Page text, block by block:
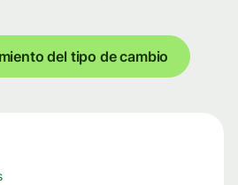
del tipo de cambio